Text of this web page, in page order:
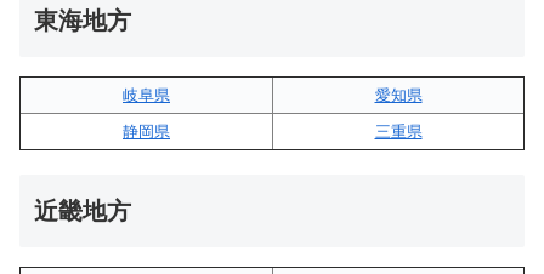
東海地方
岐阜県
愛知県
静岡県
三重県
近畿地方